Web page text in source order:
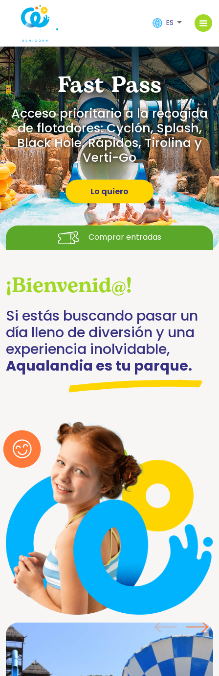
ES
Fast Pass
Acceso prioritario a la recogida
de flotadores: Cyclón, Splash,
Black Hole, Rápidos, Tirolina y
Verti-Go
Lo quiero
Comprar entradas
¡Bienvenid@!
Si estás buscando pasar un
día lleno de diversión y una
experiencia inolvidable,
Aqualandia es tu parque.